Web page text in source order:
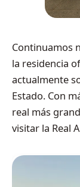
Continuamos
la residencia
actualmente
Estado. Con
real más
visitar la Real